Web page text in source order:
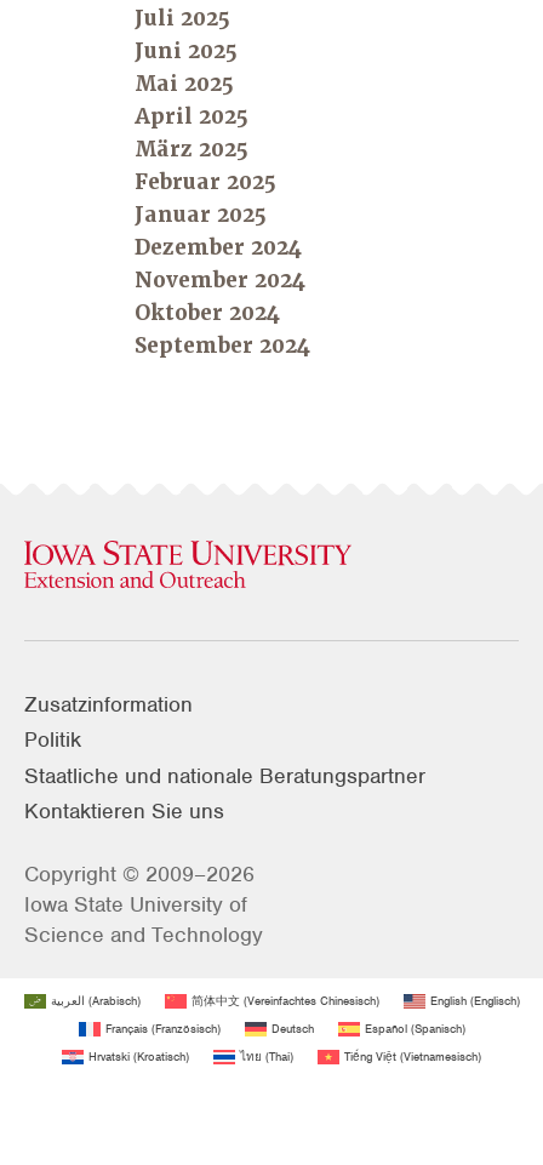
Juli 2025
Juni 2025
Mai 2025
April 2025
März 2025
Februar 2025
Januar 2025
Dezember 2024
November 2024
Oktober 2024
September 2024
Zusatzinformation
Politik
Staatliche und nationale Beratungspartner
Kontaktieren Sie uns
Copyright © 2009–2026
Iowa State University of
Science and Technology
العربية (Arabisch) 简体中文(Vereinfachtes Chinesisch) English(Englisch)
Français(Französisch) Deutsch Español(Spanisch)
Hrvatski (Kroatisch) ไทย (Thai) Tiếng Việt (Vietnamesisch)